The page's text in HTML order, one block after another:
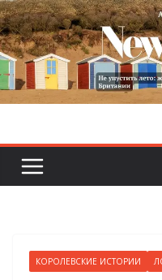
Skip
to
content
КОРОЛЕВСКИЕ ИСТОРИИ